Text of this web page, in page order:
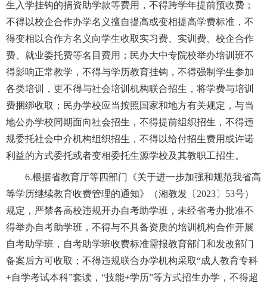
生入学挂钩的捐资助学款等费用，不得跨学年提前预收费；
不得以校企合作办学名义擅自提高或变相提高学费标准，不
得变相以合作方名义向学生收取实习费、实训费、校企合作
费、就业委托费等名目费用；民办大中专院校举办培训班不
得影响正常教学，不得与学历教育挂钩，不得强制学生参加
各类培训，更不得与社会培训机构联合招生，将学费与培训
费捆绑收取；民办学校应当按照国家和地方有关规定，与当
地公办学校同期面向社会招生，不得提前组织招生，不得违
规委托社会中介机构组织招生，不得以给付招生费用或许诺
利益的方式委托或者变相委托生源学校及其教职工招生。
6.根据省教育厅等四部门《关于进一步加强和规范我省高
等学历继续教育收费管理的通知》（湘教发〔2023〕53号）
规定，严禁各高校违规开办自考助学班，未经省考办批准不
得举办自考助学班，不得与不具备资质的培训机构合作开展
自考助学班，自考助学班收费标准需报教育部门和发改部门
备案后方可收取；不得违规联合办学机构采取“成人教育专科
+自学考试本科”套读，“技能+学历”等方式招生办学，不得超